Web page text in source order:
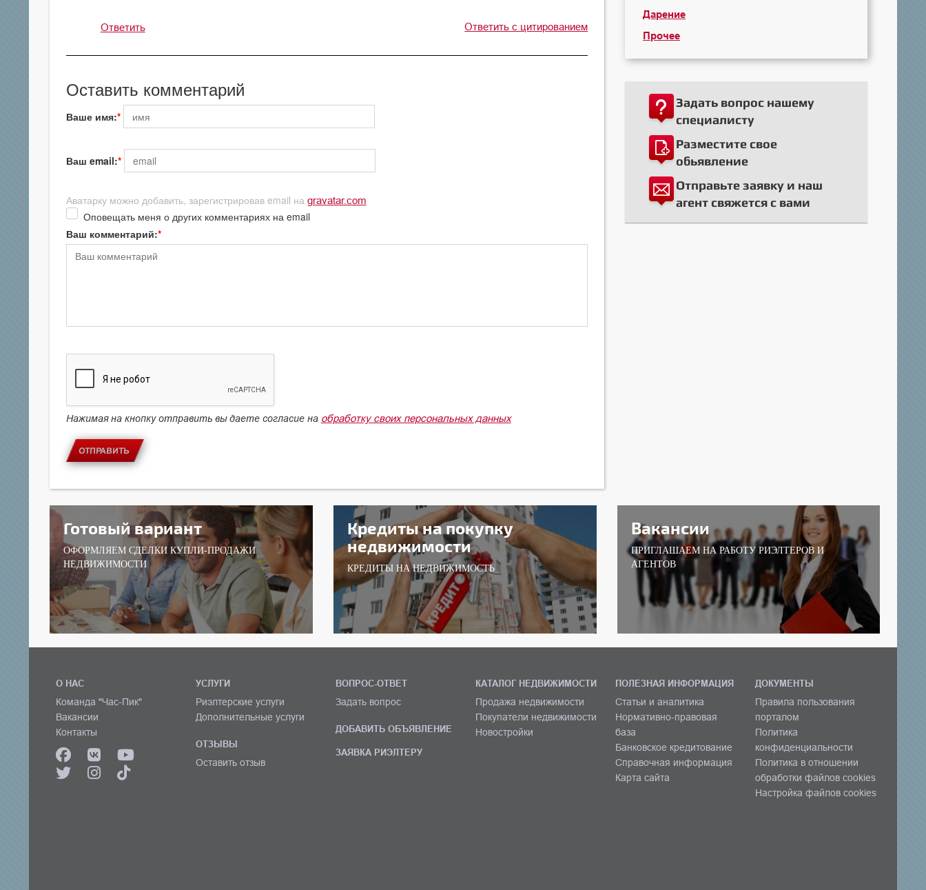
Ответить Ответить с цитированием
Оставить комментарий
Ваше имя:
Ваш email:
Аватарку можно добавить, зарегистрировав email на gravatar.com
Оповещать меня о других комментариях на email
Ваш комментарий:
Нажимая на кнопку отправить вы даете согласие на обработку своих персональных данных
ОТПРАВИТЬ
Дарение
Прочее
Задать вопрос нашему
специалисту
Разместите свое
обьявление
Отправьте заявку и наш
агент свяжется с вами
Готовый вариант
ОФОРМЛЯЕМ СДЕЛКИ КУПЛИ-ПРОДАЖИ
НЕДВИЖИМОСТИ
Кредиты на покупку
недвижимости
КРЕДИТЫ НА НЕДВИЖИМОСТЬ
Вакансии
ПРИГЛАШАЕМ НА РАБОТУ РИЭЛТЕРОВ И
АГЕНТОВ
О НАС
Команда "Час-Пик"
Вакансии
Контакты
УСЛУГИ
Риэлтерские услуги
Дополнительные услуги
ОТЗЫВЫ
Оставить отзыв
ВОПРОС-ОТВЕТ
Задать вопрос
ДОБАВИТЬ ОБЪЯВЛЕНИЕ
ЗАЯВКА РИЭЛТЕРУ
КАТАЛОГ НЕДВИЖИМОСТИ
Продажа недвижимости
Покупатели недвижимости
Новостройки
ПОЛЕЗНАЯ ИНФОРМАЦИЯ
Статьи и аналитика
Нормативно-правовая
база
Банковское кредитование
Справочная информация
Карта сайта
ДОКУМЕНТЫ
Правила пользования
порталом
Политика
конфиденциальности
Политика в отношении
обработки файлов cookies
Настройка файлов cookies